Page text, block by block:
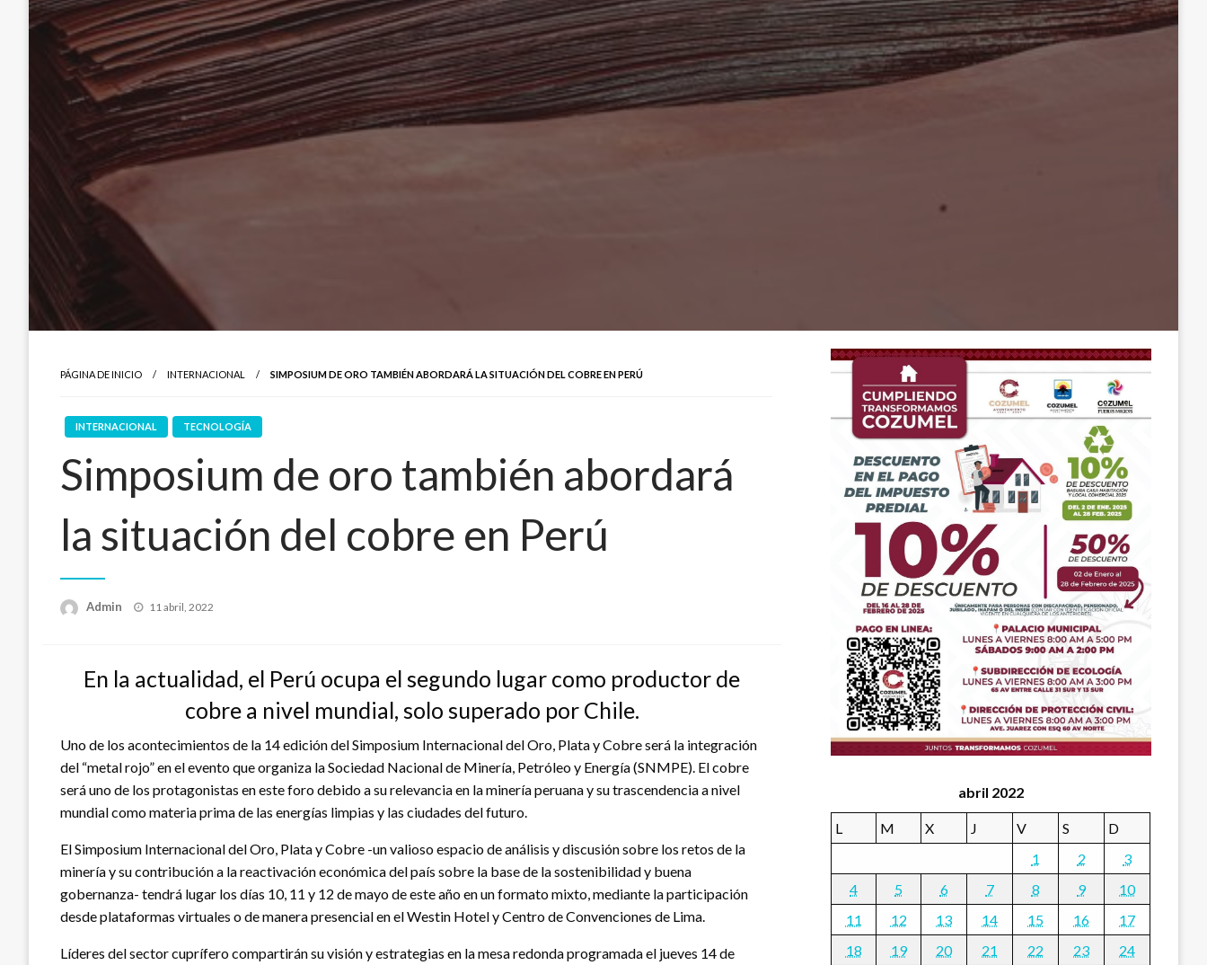
PÁGINA DE INICIO INTERNACIONAL SIMPOSIUM DE ORO TAMBIÉN ABORDARÁ LA SITUACIÓN DEL COBRE EN PERÚ
INTERNACIONAL TECNOLOGÍA
Simposium de oro también abordará
la situación del cobre en Perú
Admin
Publicado
11 abril, 2022
En la actualidad, el Perú ocupa el segundo lugar como productor de
cobre a nivel mundial, solo superado por Chile.
Uno de los acontecimientos de la 14 edición del Simposium Internacional del Oro, Plata y Cobre será la integración
del “metal rojo” en el evento que organiza la Sociedad Nacional de Minería, Petróleo y Energía (SNMPE). El cobre
será uno de los protagonistas en este foro debido a su relevancia en la minería peruana y su trascendencia a nivel
mundial como materia prima de las energías limpias y las ciudades del futuro.
El Simposium Internacional del Oro, Plata y Cobre -un valioso espacio de análisis y discusión sobre los retos de la
minería y su contribución a la reactivación económica del país sobre la base de la sostenibilidad y buena
gobernanza- tendrá lugar los días 10, 11 y 12 de mayo de este año en un formato mixto, mediante la participación
desde plataformas virtuales o de manera presencial en el Westin Hotel y Centro de Convenciones de Lima.
Líderes del sector cuprífero compartirán su visión y estrategias en la mesa redonda programada el jueves 14 de
abril 2022
L M X J V S
D
1
2
3
4
5 6 7 8 9
10
11
12 13 14 15 16
17
18
19 20 21 22 23
24